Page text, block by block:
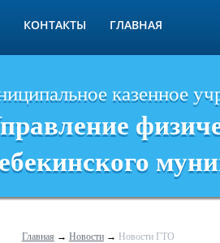
КОНТАКТЫ ГЛАВНАЯ
казенное
Главная → Новости→ Новости ГТО